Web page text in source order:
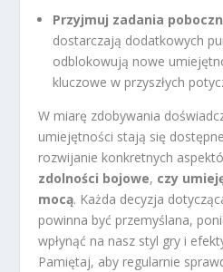
Przyjmuj zadania
dostarczają dodatkowych
odblokowują nowe
kluczowe w przyszłych
W miarę zdobywania
umiejętności stają się
rozwijanie konkretnych
zdolności bojowe, czy
mocą. Każda decyzja
powinna być przemyślana,
wpłynąć na nasz styl gry i
Pamiętaj, aby regularnie